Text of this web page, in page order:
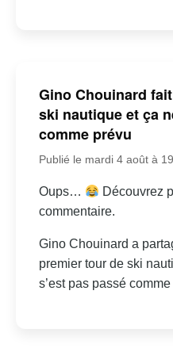
Gino Chouinard
ski nautique et ça
comme prévu
Publié le mardi 4 août à
Oups…
Découvrez
commentaire.
Gino Chouinard a
premier tour de ski
s’est pas passé